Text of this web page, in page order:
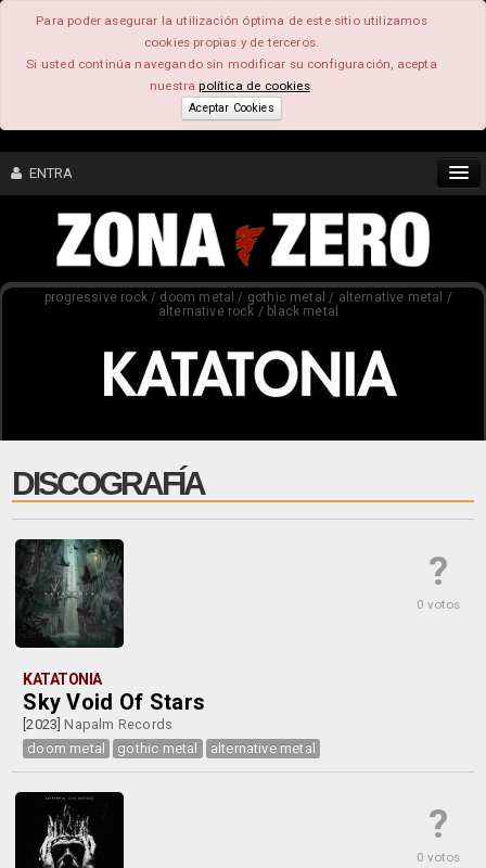
Para poder asegurar la utilización óptima de este sitio utilizamos
cookies propias y de terceros.
Si usted continúa navegando sin modificar su configuración, acepta
nuestrapolítica de cookies.
Aceptar Cookies
ENTRA
CONTENIDO
FEEEDBACK
progressive rock / doom metal / gothic metal / alternative metal /
alternative rock / black metal
DISCOGRAFÍA
?
0 votos
KATATONIA
Sky Void Of Stars
[2023] Napalm Records
doom metal
gothic metal alternative metal
?
0 votos